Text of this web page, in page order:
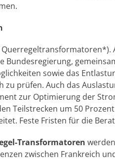
Bundesregierung,
sowie das
zu prüfen. Auch das
zur Optimierung der
Teilstrecken um 50
Feste Fristen für die
Transformatoren
zwischen Frankreich